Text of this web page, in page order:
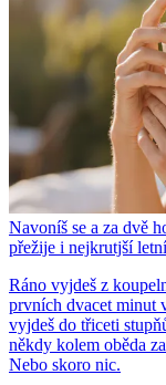
Navoníš se a za dvě
přežije i nejkrutjší
Ráno vyjdeš z
prvních dvacet minut
vyjdeš do třiceti
někdy kolem oběda
Nebo skoro nic.